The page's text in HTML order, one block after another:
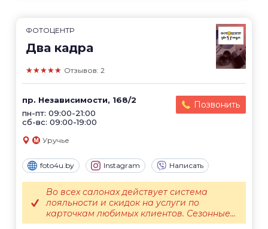
ФОТОЦЕНТР
Два кадра
★★★★★ Отзывов: 2
пр. Независимости, 168/2
пн-пт: 09:00-21:00
сб-вс: 09:00-19:00
Позвонить
Уручье
foto4u.by Instagram Написать
Во всех салонах действует система
лояльности и скидок на услуги по
карточкам любимых клиентов. Сезонные...